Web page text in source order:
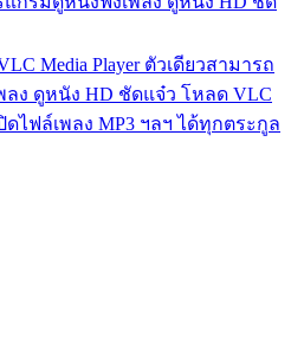
Media Player ตัวเดียวสามารถ
ลง ดูหนัง HD ชัดแจ๋ว โหลด VLC
ดไฟล์เพลง MP3 ฯลฯ ได้ทุกตระกูล